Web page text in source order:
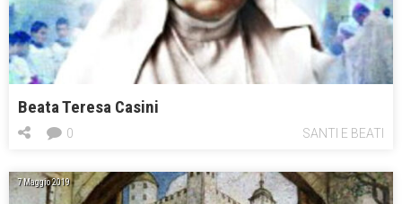
Beata Teresa Casini
SANTI E BEATI
0
7 Maggio 2019